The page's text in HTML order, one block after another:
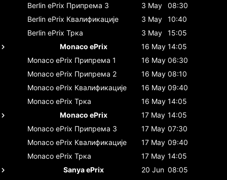
Berlin ePrix Припрема 3 3 May
08:30
Berlin ePrix Квалификације 3 May
10:40
Berlin ePrix Трка 3 May
15:05
Monaco ePrix
16 May 14:05
Monaco ePrix Припрема 1 16 May 06:30
Monaco ePrix Припрема 2 16 May 08:10
Monaco ePrix Квалификације 16 May 09:40
Monaco ePrix Трка 16 May 14:05
Monaco ePrix
17 May 14:05
Monaco ePrix Припрема 3 17 May 07:30
Monaco ePrix Квалификације 17 May 09:40
Monaco ePrix Трка 17 May 14:05
Sanya ePrix
20 Jun 08:05